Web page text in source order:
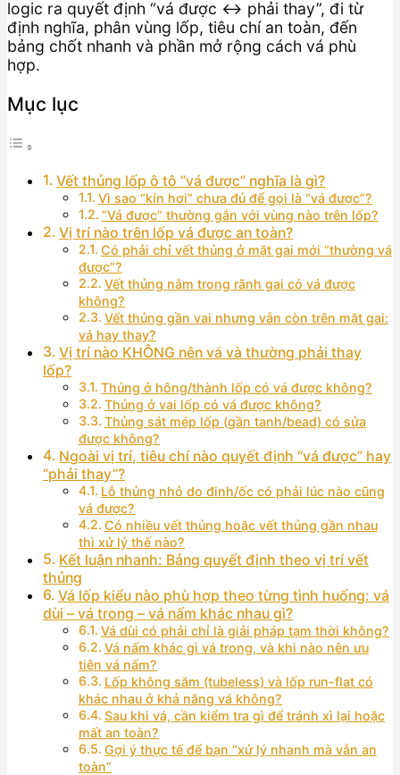
logic ra quyết định “vá được ↔ phải thay”, đi từ
định nghĩa, phân vùng lốp, tiêu chí an toàn, đến
bảng chốt nhanh và phần mở rộng cách vá phù
hợp.
Mục lục
Vết thủng lốp ô tô “vá được” nghĩa là gì?
Vì sao “kín hơi” chưa đủ để gọi là “vá được”?
“Vá được” thường gắn với vùng nào trên lốp?
Vị trí nào trên lốp vá được an toàn?
Có phải chỉ vết thủng ở mặt gai mới “thường vá
được”?
Vết thủng nằm trong rãnh gai có vá được
không?
Vết thủng gần vai nhưng vẫn còn trên mặt gai:
vá hay thay?
Vị trí nào KHÔNG nên vá và thường phải thay
lốp?
Thủng ở hông/thành lốp có vá được không?
Thủng ở vai lốp có vá được không?
Thủng sát mép lốp (gần tanh/bead) có sửa
được không?
Ngoài vị trí, tiêu chí nào quyết định “vá được” hay
“phải thay”?
Lỗ thủng nhỏ do đinh/ốc có phải lúc nào cũng
vá được?
Có nhiều vết thủng hoặc vết thủng gần nhau
thì xử lý thế nào?
Kết luận nhanh: Bảng quyết định theo vị trí vết
thủng
Vá lốp kiểu nào phù hợp theo từng tình huống: vá
dùi – vá trong – vá nấm khác nhau gì?
Vá dùi có phải chỉ là giải pháp tạm thời không?
Vá nấm khác gì vá trong, và khi nào nên ưu
tiên vá nấm?
Lốp không săm (tubeless) và lốp run-flat có
khác nhau ở khả năng vá không?
Sau khi vá, cần kiểm tra gì để tránh xì lại hoặc
mất an toàn?
Gợi ý thực tế để bạn “xử lý nhanh mà vẫn an
toàn”